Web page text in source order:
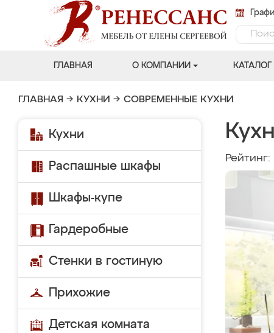
ГЛАВНАЯ О КОМПАНИИ КАТАЛОГ
ГЛАВНАЯ → КУХНИ → СОВРЕМЕННЫЕ КУХНИ
Кухни
Распашные шкафы
Шкафы-купе
Гардеробные
Стенки в гостиную
Прихожие
Детская комната
Рейтинг: